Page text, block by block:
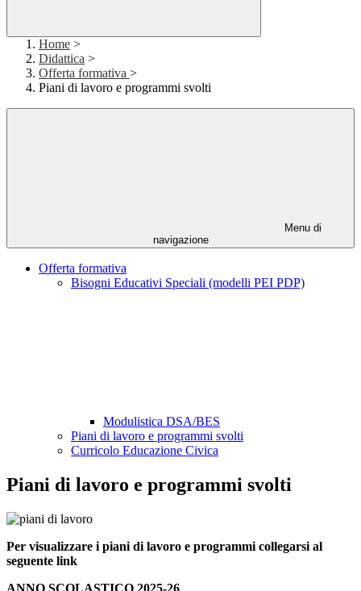
Home >
Didattica >
Offerta formativa >
Piani di lavoro e programmi svolti
Menu di
navigazione
Offerta formativa
Bisogni Educativi Speciali (modelli PEI PDP)
Modulistica DSA/BES
Piani di lavoro e programmi svolti
Curricolo Educazione Civica
Piani di lavoro e programmi svolti
Per visualizzare i piani di lavoro e programmi collegarsi al
seguente link
ANNO SCOLASTICO 2025-26